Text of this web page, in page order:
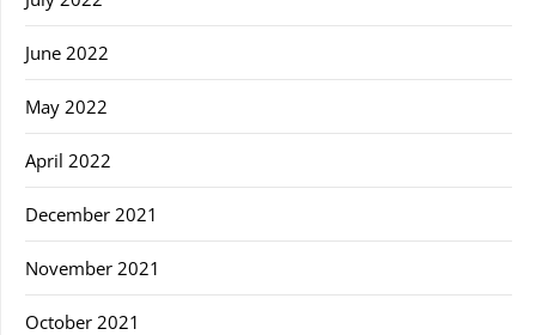
June 2022
May 2022
April 2022
December 2021
November 2021
October 2021